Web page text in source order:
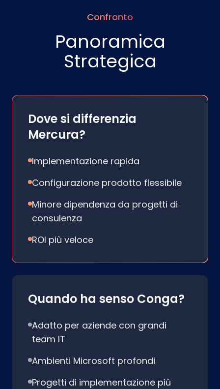
Confronto
Panoramica
Strategica
Dove si differenzia
Mercura?
Implementazione rapida
Configurazione prodotto flessibile
Minore dipendenza da progetti di
consulenza
ROI più veloce
Quando ha senso Conga?
Adatto per aziende con grandi
team IT
Ambienti Microsoft profondi
Progetti di implementazione più